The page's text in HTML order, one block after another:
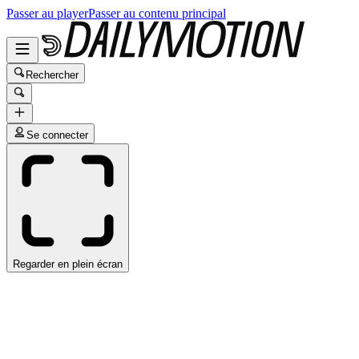
Passer au playerPasser au contenu principal
Rechercher
Se connecter
Regarder en plein écran